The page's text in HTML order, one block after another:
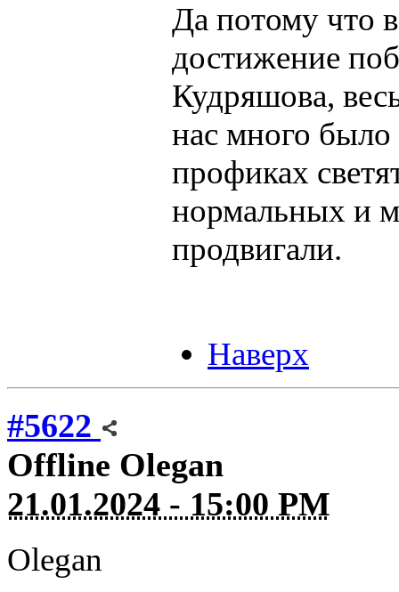
Да потому что
достижение
Кудряшова,
нас много
профиках
нормальных и
продвигали.
Наверх
#5622
Offline Olegan
21.01.2024 - 15:00 PM
Olegan